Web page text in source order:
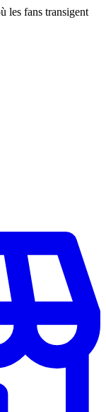
les fans transigent